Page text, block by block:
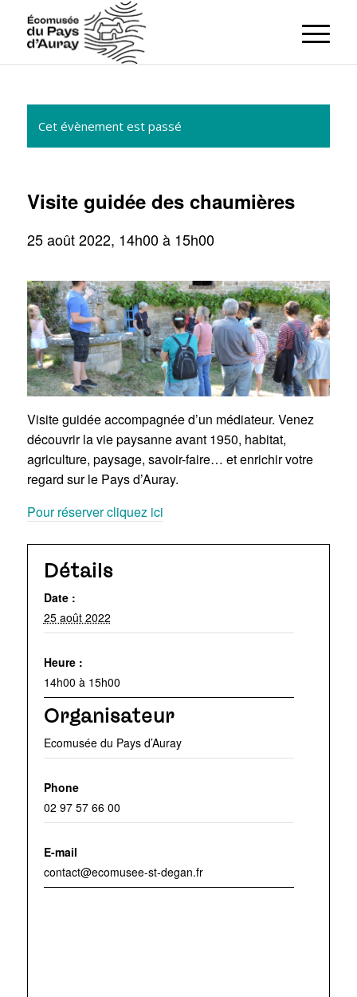
Cet évènement est passé
Visite guidée des chaumières
25 août 2022, 14h00à 15h00
Visite guidée accompagnée d’un médiateur. Venez
découvrir la vie paysanne avant 1950, habitat,
agriculture, paysage, savoir-faire… et enrichir votre
regard sur le Pays d’Auray.
Pour réserver cliquez ici
Détails
Date :
25 août 2022
Heure :
14h00 à 15h00
Organisateur
Ecomusée du Pays d’Auray
Phone
02 97 57 66 00
E-mail
contact@ecomusee-st-degan.fr